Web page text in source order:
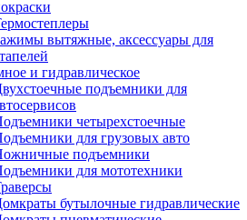
вытяжные, аксессуары для
и гидравлическое
подъемники для
четырехстоечные
для грузовых авто
подъемники
для мототехники
бутылочные гидравлические